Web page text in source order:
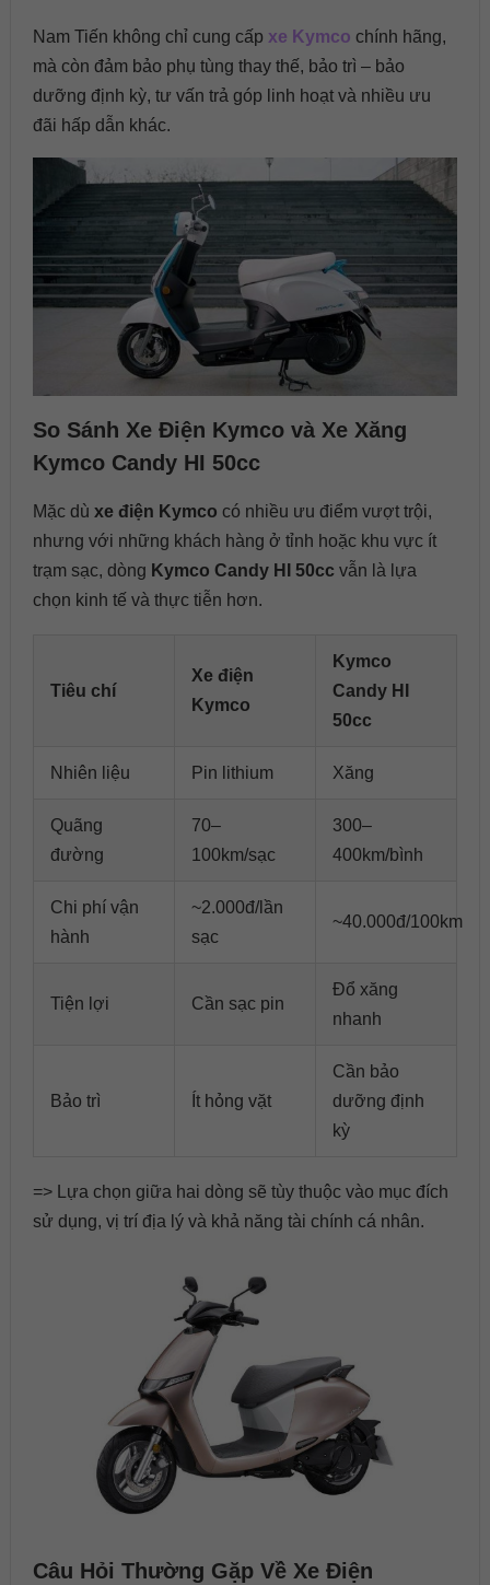
Nam Tiến không chỉ cung cấp xe Kymco chính hãng,
mà còn đảm bảo phụ tùng thay thế, bảo trì – bảo
dưỡng định kỳ, tư vấn trả góp linh hoạt và nhiều ưu
đãi hấp dẫn khác.
So Sánh Xe Điện Kymco và Xe Xăng
Kymco Candy HI 50cc
Mặc dù xe điện Kymco có nhiều ưu điểm vượt trội,
nhưng với những khách hàng ở tỉnh hoặc khu vực ít
trạm sạc, dòng Kymco Candy HI 50ccvẫn là lựa
chọn kinh tế và thực tiễn hơn.
Tiêu chí
Xe điện
Kymco
Kymco
Candy HI
50cc
Nhiên liệu Pin lithium Xăng
Quãng
đường
70–
100km/sạc
300–
400km/bình
Chi phí vận
hành
~2.000đ/lần
sạc
~40.000đ/100km
Tiện lợi Cần sạc pin
Đổ xăng
nhanh
Bảo trì Ít hỏng vặt
Cần bảo
dưỡng định
kỳ
=> Lựa chọn giữa hai dòng sẽ tùy thuộc vào mục đích
sử dụng, vị trí địa lý và khả năng tài chính cá nhân.
Câu Hỏi Thường Gặp Về Xe Điện